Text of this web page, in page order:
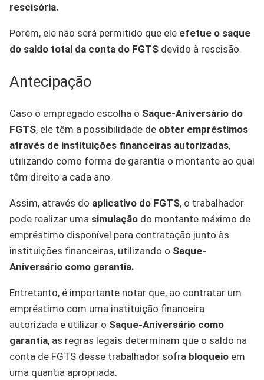
rescisória.
Porém, ele não será permitido que ele efetue o saque
do saldo total da conta do FGTS devido à rescisão.
Antecipação
Caso o empregado escolha o Saque-Aniversário do
FGTS, ele têm a possibilidade de obter empréstimos
através de instituições financeiras autorizadas,
utilizando como forma de garantia o montante ao qual
têm direito a cada ano.
Assim, através do aplicativo do FGTS, o trabalhador
pode realizar uma simulação do montante máximo de
empréstimo disponível para contratação junto às
instituições financeiras, utilizando o Saque-
Aniversário como garantia.
Entretanto, é importante notar que, ao contratar um
empréstimo com uma instituição financeira
autorizada e utilizar o Saque-Aniversário como
garantia, as regras legais determinam que o saldo na
conta de FGTS desse trabalhador sofra bloqueio em
uma quantia apropriada.